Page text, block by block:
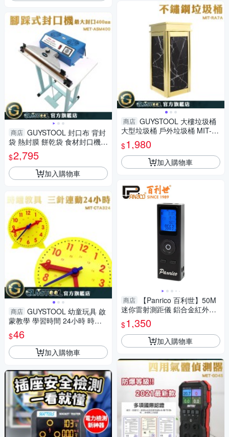
商店 GUYSTOOL 封口布 背封
袋 熱封膜 餅乾袋 食材封口機
足踏封口機 速熱封口機 MET-A
SM400
$2,795
加入購物車
商店 GUYSTOOL 幼童玩具 啟
蒙教學 學習時間 24小時 時針
分針秒針 鐘錶模型 早教 認識時
間 時鐘模型
$46
加入購物車
商店 GUYSTOOL 大樓垃圾桶
大型垃圾桶 戶外垃圾桶 MIT-R
A7A 菸缸桶 奢華 萬用桶 分類
桶
$1,980
加入購物車
商店
【Panrico 百利世】50M
迷你雷射測距儀 鋁合金紅外線
電子尺測距儀 (BI-LDM-050S)
$1,350
加入購物車